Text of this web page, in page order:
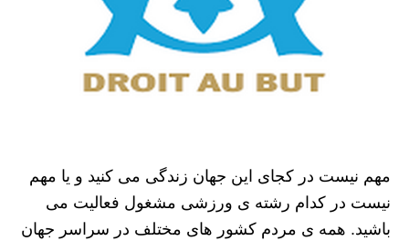
مهم نیست در کجای این جهان زندگی می کنید و یا مهم
نیست در کدام رشته ی ورزشی مشغول فعالیت می
باشید. همه ی مردم کشور های مختلف در سراسر جهان